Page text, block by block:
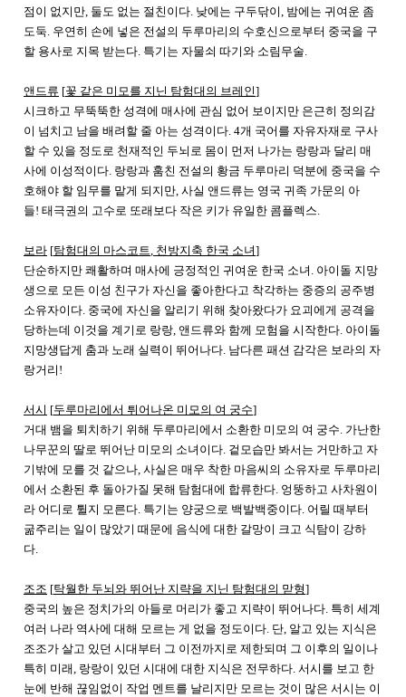
점이 없지만, 둘도 없는 절친이다. 낮에는 구두닦이, 밤에는 귀여운 좀
도둑. 우연히 손에 넣은 전설의 두루마리의 수호신으로부터 중국을 구
할 용사로 지목 받는다. 특기는 자물쇠 따기와 소림무술.
앤드류 [꽃 같은 미모를 지닌 탐험대의 브레인]
시크하고 무뚝뚝한 성격에 매사에 관심 없어 보이지만 은근히 정의감
이 넘치고 남을 배려할 줄 아는 성격이다. 4개 국어를 자유자재로 구사
할 수 있을 정도로 천재적인 두뇌로 몸이 먼저 나가는 랑랑과 달리 매
사에 이성적이다. 랑랑과 훔친 전설의 황금 두루마리 덕분에 중국을 수
호해야 할 임무를 맡게 되지만, 사실 앤드류는 영국 귀족 가문의 아
들! 태극권의 고수로 또래보다 작은 키가 유일한 콤플렉스.
보라 [탐험대의 마스코트, 천방지축 한국 소녀]
단순하지만 쾌활하며 매사에 긍정적인 귀여운 한국 소녀 . 아이돌 지망
생으로 모든 이성 친구가 자신을 좋아한다고 착각하는 중증의 공주병
소유자이다. 중국에 자신을 알리기 위해 찾아왔다가 요괴에게 공격을
당하는데 이것을 계기로 랑랑, 앤드류와 함께 모험을 시작한다. 아이돌
지망생답게 춤과 노래 실력이 뛰어나다. 남다른 패션 감각은 보라의 자
랑거리 !
서시 [두루마리에서 튀어나온 미모의 여 궁수]
거대 뱀을 퇴치하기 위해 두루마리에서 소환한 미모의 여 궁수. 가난한
나무꾼의 딸로 뛰어난 미모의 소녀이다. 겉모습만 봐서는 거만하고 자
기밖에 모를 것 같으나, 사실은 매우 착한 마음씨의 소유자로 두루마리
에서 소환된 후 돌아가질 못해 탐험대에 합류한다. 엉뚱하고 사차원이
라 어디로 튈지 모른다. 특기는 양궁으로 백발백중이다. 어릴 때부터
굶주리는 일이 많았기 때문에 음식에 대한 갈망이 크고 식탐이 강하
다.
조조 [탁월한 두뇌와 뛰어난 지략을 지닌 탐험대의 맏형]
중국의 높은 정치가의 아들로 머리가 좋고 지략이 뛰어나다. 특히 세계
여러 나라 역사에 대해 모르는 게 없을 정도이다. 단, 알고 있는 지식은
조조가 살고 있던 시대부터 그 이전까지로 제한되며 그 이후의 일이나
특히 미래, 랑랑이 있던 시대에 대한 지식은 전무하다. 서시를 보고 한
눈에 반해 끊임없이 작업 멘트를 날리지만 모르는 것이 많은 서시는 이